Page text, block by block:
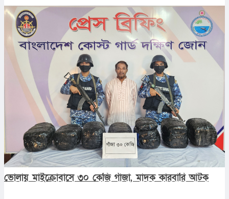
ভোলায় মাইক্রোবাসে ৩০ কেজি গাঁজা, মাদক কারবারি আটক